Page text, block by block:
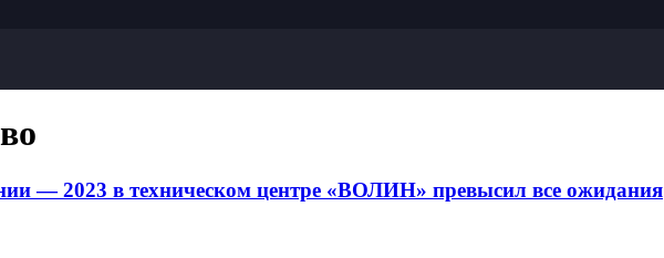
— 2023 в техническом центре «ВОЛИН» превысил все ожидания